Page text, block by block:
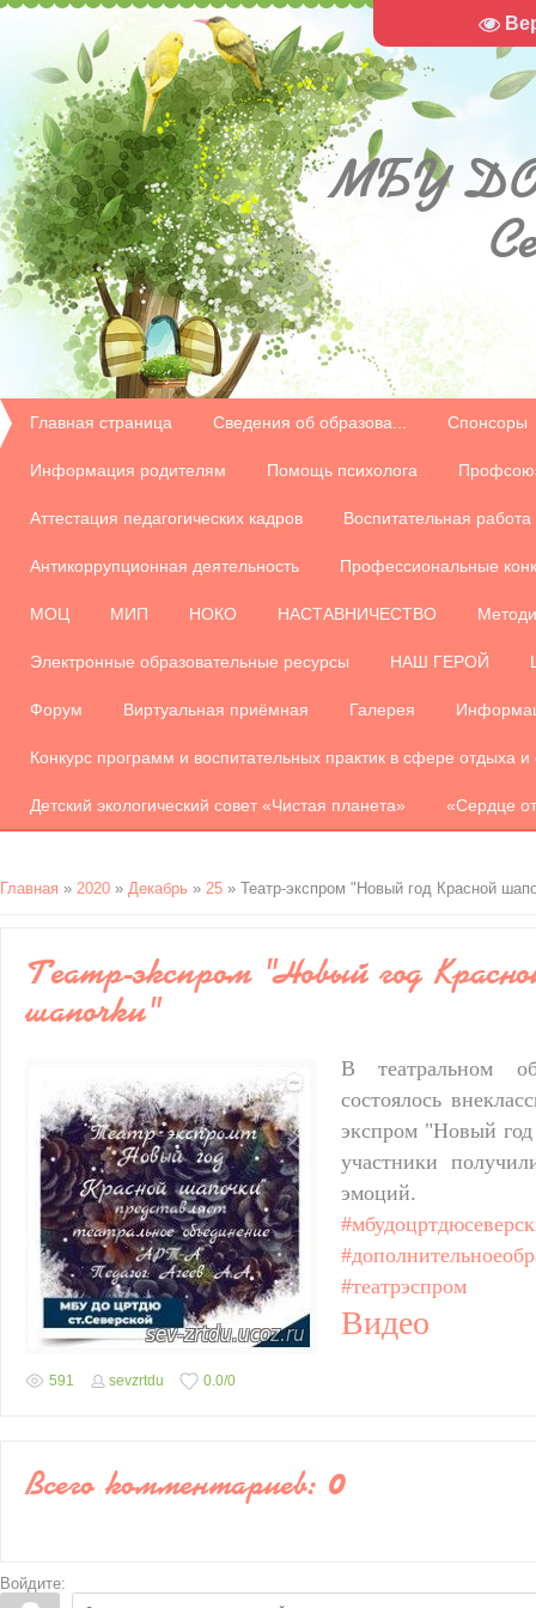
МБУ
Главная страница Сведения об образова... Спонсоры
Информация родителям Помощь психолога
Аттестация педагогических кадров Воспитательная работа
Антикоррупционная деятельность Профессиональные
МОЦ МИП НОКО НАСТАВНИЧЕСТВО
Электронные образовательные ресурсы НАШ ГЕРОЙ
Форум Виртуальная приёмная Галерея
Конкурс программ и воспитательных практик в сфере отдыха
Детский экологический совет «Чистая планета» «Сердце
Главная » 2020 » Декабрь » 25 » Театр-экспром "Новый год Красной
Театр-экспром "Новый год
шапочки"
В театральном
состоялось
экспром "Новый
участники
эмоций.
#театрэспром
Видео
591 sevzrtdu 0.0/0
Всего комментариев: 0
Войдите: